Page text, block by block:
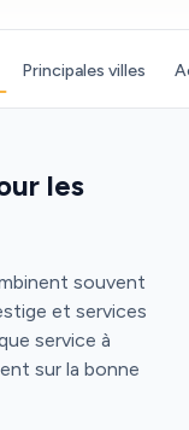
Principales villes
les
souvent
et services
service à
sur la bonne